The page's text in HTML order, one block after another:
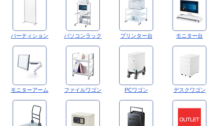
パーティション パソコンラック プリンター台 モニター台
モニターアーム ファイルワゴン PCワゴン デスクワゴン